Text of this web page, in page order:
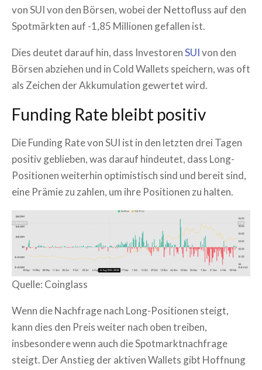
von SUI von den Börsen, wobei der Nettofluss auf den
Spotmärkten auf -1,85 Millionen gefallen ist.
Dies deutet darauf hin, dass InvestorenSUIvon den
Börsen abziehen und in Cold Wallets speichern, was oft
als Zeichen der Akkumulation gewertet wird.
Funding Rate bleibt positiv
Die Funding Rate von SUI ist in den letzten drei Tagen
positiv geblieben, was darauf hindeutet, dass Long-
Positionen weiterhin optimistisch sind und bereit sind,
eine Prämie zu zahlen, um ihre Positionen zu halten.
Quelle: Coinglass
Wenn die Nachfrage nach Long-Positionen steigt,
kann dies den Preis weiter nach oben treiben,
insbesondere wenn auch die Spotmarktnachfrage
steigt. Der Anstieg der aktiven Wallets gibt Hoffnung